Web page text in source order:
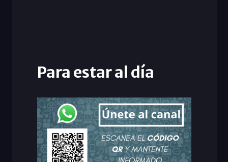
Para estar al día